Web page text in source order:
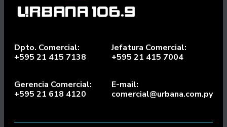
Dpto. Comercial:
+595 21 415 7138
Jefatura Comercial:
+595 21 415 7004
Gerencia Comercial:
+595 21 618 4120
E-mail:
comercial@urbana.com.py